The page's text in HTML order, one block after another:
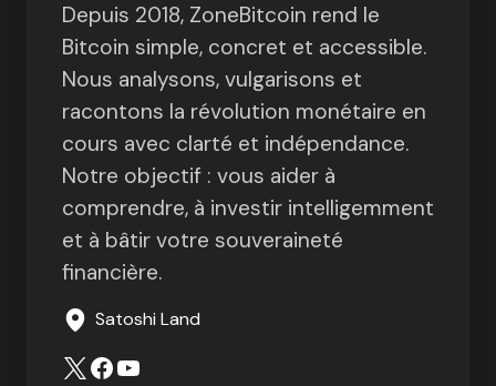
Depuis 2018, ZoneBitcoin rend le
Bitcoin simple, concret et accessible.
Nous analysons, vulgarisons et
racontons la révolution monétaire en
cours avec clarté et indépendance.
Notre objectif : vous aider à
comprendre, à investir intelligemment
et à bâtir votre souveraineté
financière.
Satoshi Land